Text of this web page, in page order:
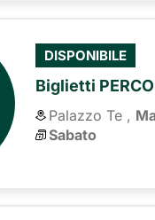
DISPONIBILE
Biglietti
Palazzo Te ,
Sabato